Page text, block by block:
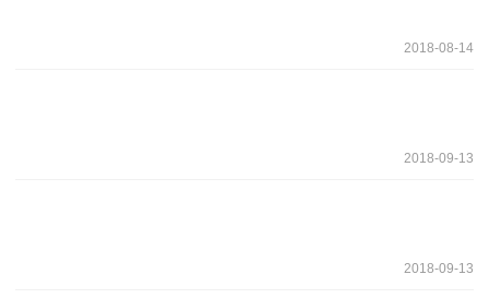
2018-08-14
2018-09-13
2018-09-13